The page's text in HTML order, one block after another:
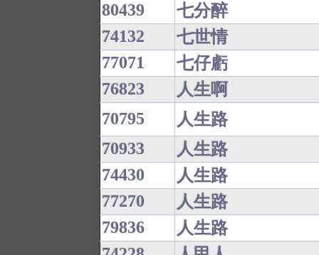
80439
七分醉
74132
七世情
77071
七仔虧
76823
人生啊
70795
人生路
70933
人生路
74430
人生路
77270
人生路
79836
人生路